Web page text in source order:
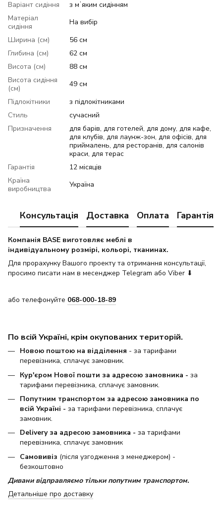
Варіант сидіння
з мʼяким сидінням
Матеріал
сидіння
На вибір
Ширина (см)
56 см
Глибина (см)
62 см
Висота (см)
88 см
Висота сидіння
(см)
49 см
Підлокітники
з підлокітниками
Стиль
сучасний
Призначення
для барів, для готелей, для дому, для кафе,
для клубів, для лаунж-зон, для офісів, для
приймалень, для ресторанів, для салонів
краси, для терас
Гарантія
12 місяців
Країна
виробництва
Україна
Консультація Доставка Оплата Гарантія
Компанія BASE виготовляє меблі в
індивідуальному розмірі, кольорі, тканинах.
Для прорахунку Вашого проекту та отримання консультації,
просимо писати нам в месенджер Telegram або Viber ⬇
або телефонуйте 068-000-18-89
По всій Україні, крім окупованих територій.
Новою поштою на відділення - за тарифами
перевізника, сплачує замовник.
Кур'єром Нової пошти за адресою замовника - за
тарифами перевізника, сплачує замовник.
Попутним транспортом за адресою замовника по
всій Україні - за тарифами перевізника, сплачує
замовник.
Delivery за адресою замовника - за тарифами
перевізника, сплачує замовник
Самовивіз (після узгодження з менеджером) -
безкоштовно
Дивани відправляємо тільки попутним транспортом.
Детальніше про доставку